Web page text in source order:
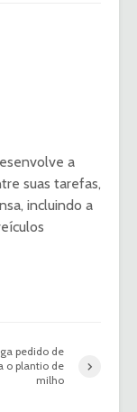
a
suas tarefas,
incluindo a
pedido de
o plantio de
milho